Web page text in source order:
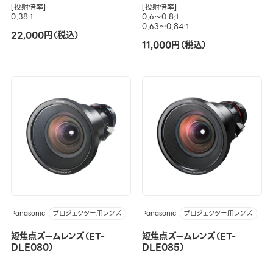
[投射倍率]
0.38:1
22,000円（税込）
[投射倍率]
0.6～0.8:1
0.63～0.84:1
11,000円（税込）
Panasonic プロジェクター用レンズ
短焦点ズームレンズ（ET-
DLE080）
Panasonic プロジェクター用レンズ
短焦点ズームレンズ（ET-
DLE085）